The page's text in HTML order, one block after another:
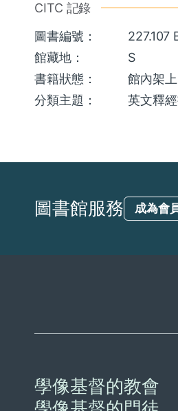
CITC 記錄
圖書編號：
227.107
館藏地：
S
書籍狀態：
館內架上
分類主題：
英文釋
圖書館服務 成為會
學像基督的教會